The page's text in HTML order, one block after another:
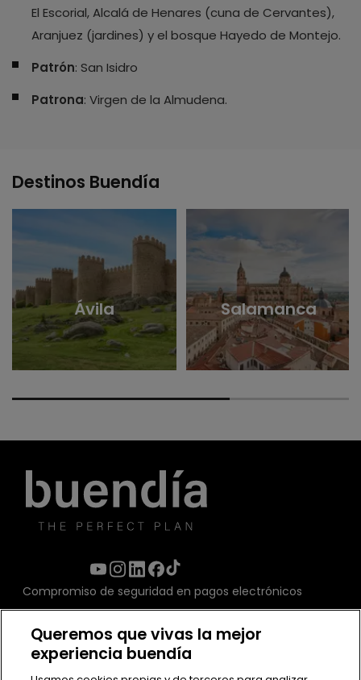
El Escorial, Alcalá de Henares (cuna de Cervantes),
Aranjuez (jardines) y el bosque Hayedo de Montejo.
Patrón: San Isidro
Patrona: Virgen de la Almudena.
Destinos Buendía
Ávila Salamanca
Compromiso de seguridad en pagos electrónicos
Queremos que vivas la mejor
experiencia buendía